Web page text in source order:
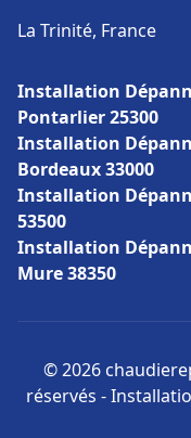
La Trinité, France
Installation
Pontarlier 25300
Installation
Bordeaux 33000
Installation
53500
Installation
Mure 38350
© 2026
réservés -